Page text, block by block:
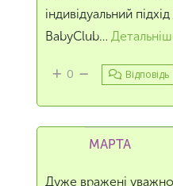
індивідуальний
BabyClub…
0 Відповідь
МАРТА
Дуже вражені